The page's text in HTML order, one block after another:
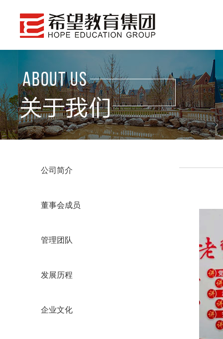
公司简介
董事会成员
管理团队
发展历程
企业文化